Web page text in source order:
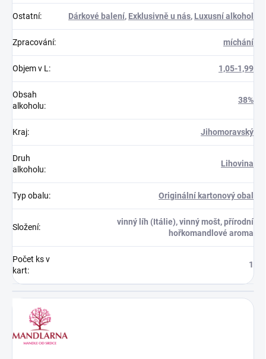
Ostatní: Dárkové balení, Exklusivně u nás, Luxusní alkohol
Zpracování: míchání
Objem v L : 1,05-1,99
Obsah
alkoholu:
38%
Kraj: Jihomoravský
Druh
alkoholu:
Lihovina
Typ obalu: Originální kartonový obal
Složení:
vinný líh (Itálie), vinný mošt, přírodní
hořkomandlové aroma
Počet ks v
kart:
1